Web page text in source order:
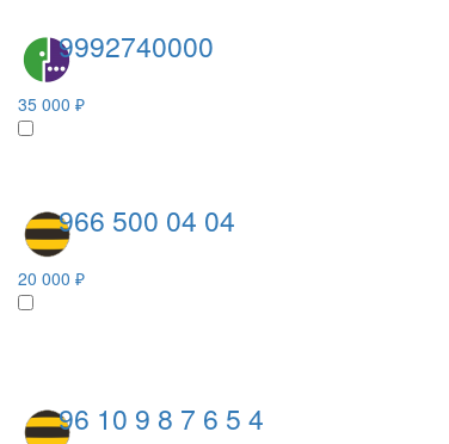
9992740000
35 000 ₽
966 500 04 04
20 000 ₽
96 10 9 8 7 6 5 4